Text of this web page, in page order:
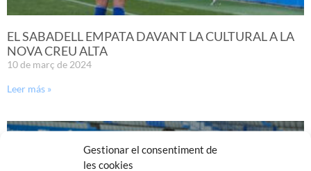
Gestionar el consentiment de
les cookies
EL SABADELL EMPATA DAVANT LA CULTURAL A LA
NOVA CREU ALTA
10 de març de 2024
Leer más »